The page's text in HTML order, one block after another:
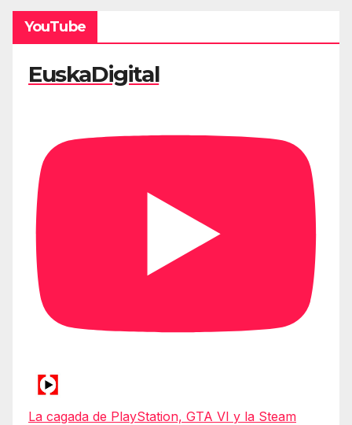
YouTube
EuskaDigital
La cagada de PlayStation, GTA VI y la Steam